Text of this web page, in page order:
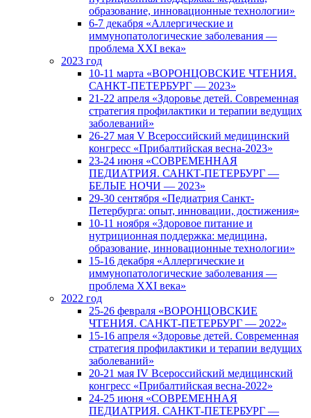
образование, инновационные технологии»
6-7 декабря «Аллергические и
иммунопатологические заболевания —
проблема XXI века»
2023 год
10-11 марта «ВОРОНЦОВСКИЕ ЧТЕНИЯ.
САНКТ-ПЕТЕРБУРГ — 2023»
21-22 апреля «Здоровье детей. Современная
стратегия профилактики и терапии ведущих
заболеваний»
26-27 мая V Всероссийский медицинский
конгресс «Прибалтийская весна-2023»
23-24 июня «СОВРЕМЕННАЯ
ПЕДИАТРИЯ. САНКТ-ПЕТЕРБУРГ —
БЕЛЫЕ НОЧИ — 2023»
29-30 сентября «Педиатрия Санкт-
Петербурга: опыт, инновации, достижения»
10-11 ноября «Здоровое питание и
нутриционная поддержка: медицина,
образование, инновационные технологии»
15-16 декабря «Аллергические и
иммунопатологические заболевания —
проблема XXI века»
2022 год
25-26 февраля «ВОРОНЦОВСКИЕ
ЧТЕНИЯ. САНКТ-ПЕТЕРБУРГ — 2022»
15-16 апреля «Здоровье детей. Современная
стратегия профилактики и терапии ведущих
заболеваний»
20-21 мая IV Всероссийский медицинский
конгресс «Прибалтийская весна-2022»
24-25 июня «СОВРЕМЕННАЯ
ПЕДИАТРИЯ. САНКТ-ПЕТЕРБУРГ —